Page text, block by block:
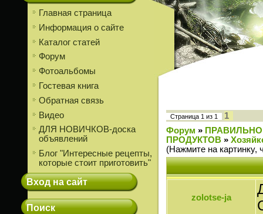
Главная страница
Информация о сайте
Каталог статей
Форум
Фотоальбомы
Гостевая книга
Обратная связь
Видео
ДЛЯ НОВИЧКОВ-доска
объявлений
Блог "Интересные рецепты,
которые стоит приготовить"
Вход на сайт
Поиск
Страница 1 из 1
1
Форум »
ПРОДУКТОВ »
(Нажмите на картинку,
zolotse-ja